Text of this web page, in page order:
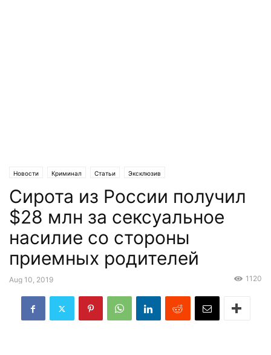
Новости Криминал Статьи Эксклюзив
Сирота из России получил
$28 млн за сексуальное
насилие со стороны
приемных родителей
Aug 10, 2019 1120